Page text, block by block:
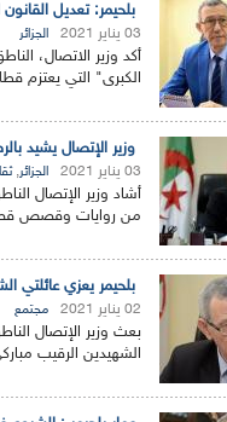
بلحيمر: تعديل القانون
03 يناير 2021 الجزائر
أكد وزير الاتصال،
الكبرى" التي يعتزم قطاع
وزير الإتصال يشيد
03 يناير 2021 الجزائر,
أشاد وزير الإتصال
من روايات وقصص
بلحيمر يعزي عائلتي
02 يناير 2021 مجتمع
بعث وزير الإتصال
الشهيدين الرقيب